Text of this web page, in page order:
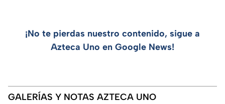
¡No te pierdas nuestro contenido, sigue a
Azteca Uno en Google News!
GALERÍAS Y NOTAS AZTECA UNO